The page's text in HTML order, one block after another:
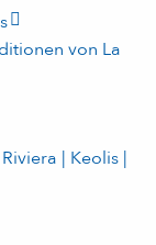
von La
| Keolis |